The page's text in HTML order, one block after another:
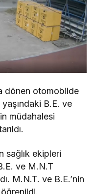
dönen otomobilde
B.E. ve
müdahalesi
sağlık ekipleri
ve M.N.T
M.N.T. ve B.E.’nin